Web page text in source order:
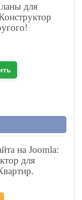
для
на Joomla:
для